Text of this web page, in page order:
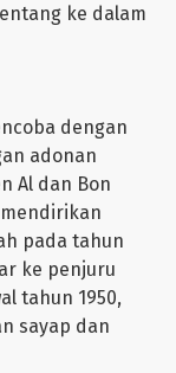
ke dalam
dengan
adonan
Al dan Bon
pada tahun
ke penjuru
tahun 1950,
sayap dan